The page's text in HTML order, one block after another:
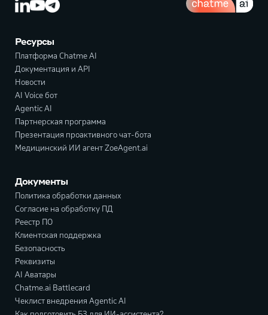
Ресурсы
Платформа Chatme AI
Документация и API
Новости
AI Voice бот
Agentic AI
Партнерская программа
Презентация проактивного чат-бота
Медицинский ИИ агент ZoeAgent.ai
Документы
Политика обработки данных
Согласие на обработку ПД
Реестр ПО
Клиентская поддержка
Безопасность
Реквизиты
AI Аватары
Chatme.ai Battlecard
Чеклист внедрения Agentic AI